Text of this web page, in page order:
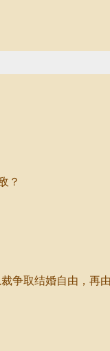
？
争取结婚自由，再